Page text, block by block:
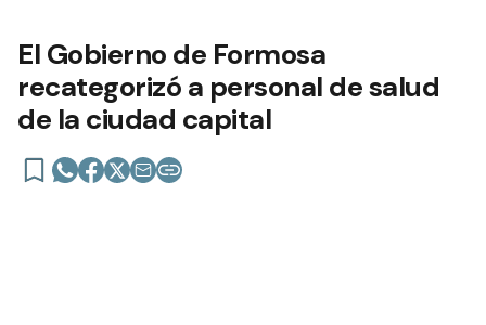
POLÍTICA
11 de enero de 2024 | 06:47 actualizado hace 3 años
Añadir como fuente en